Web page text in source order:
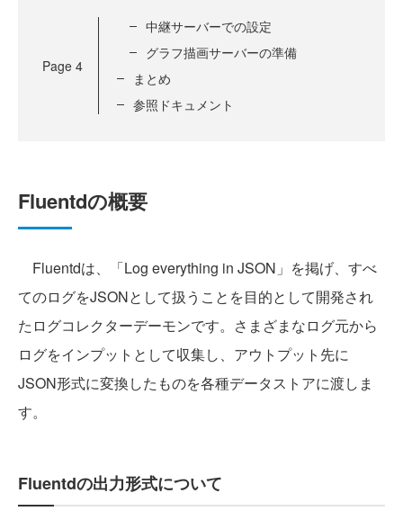
Page 4
中継サーバーでの設定
グラフ描画サーバーの準備
まとめ
参照ドキュメント
Fluentdの概要
Fluentdは、「Log everything in JSON」を掲げ、すべ
てのログをJSONとして扱うことを目的として開発され
たログコレクターデーモンです。さまざまなログ元から
ログをインプットとして収集し、アウトプット先に
JSON形式に変換したものを各種データストアに渡しま
す。
Fluentdの出力形式について